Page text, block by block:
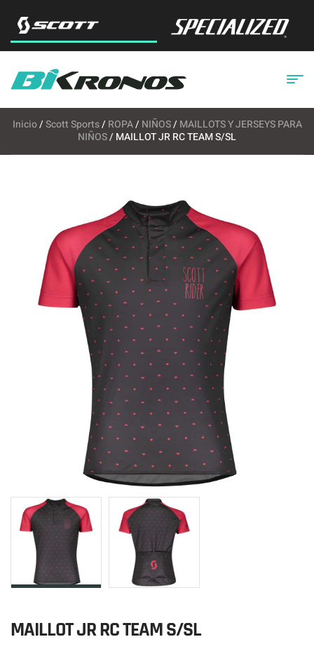
Inicio/Scott Sports/ ROPA/ NIÑOS/ MAILLOTS Y JERSEYS PARA
NIÑOS/ MAILLOT JR RC TEAM S/SL
MAILLOT JR RC TEAM S/SL